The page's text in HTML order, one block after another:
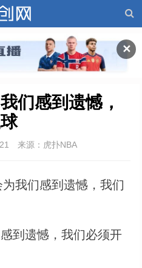
✕
们感到遗憾，
来源：虎扑NBA
我们感到遗憾，我们